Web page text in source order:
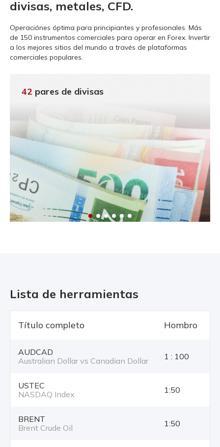
divisas, metales, CFD.
Operaciónes óptima para principiantes y profesionales. Más
de 150 instrumentos comerciales para operar en Forex. Invertir
a los mejores sitios del mundo a través de plataformas
comerciales populares.
42 pares de divisas
Lista de herramientas
Título completo Hombro
AUDCAD
Australian Dollar vs Canadian Dollar
1 : 100
USTEC
NASDAQ Index
1:50
BRENT
Brent Crude Oil
1:50